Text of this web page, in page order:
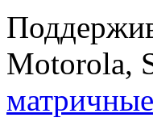
Motorola,